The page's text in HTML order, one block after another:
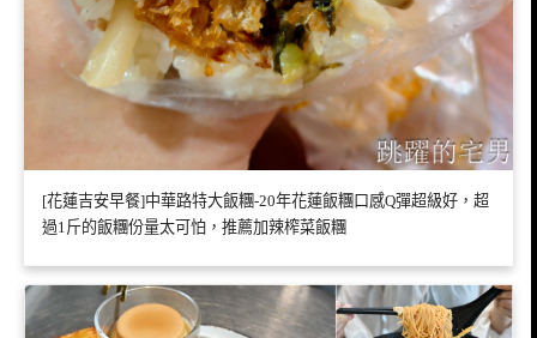
[花蓮吉安早餐]中華路特大飯糰-20年花蓮飯糰口感Q彈超級好，超
過1斤的飯糰份量太可怕，推薦加辣榨菜飯糰